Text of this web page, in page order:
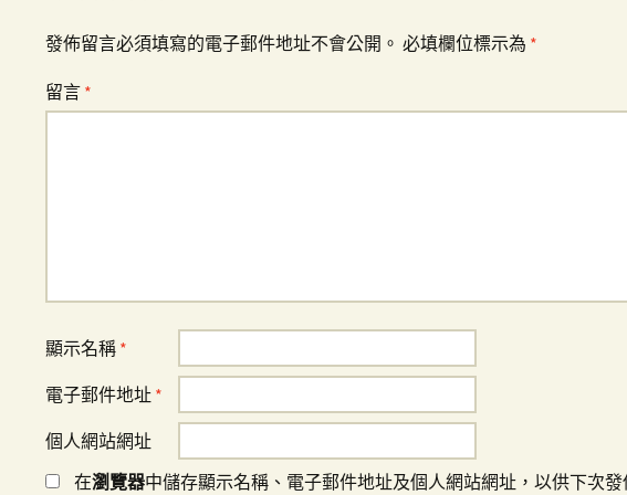
發佈留言必須填寫的電子郵件地址不會公開。 必填欄位標示為 *
留言 *
顯示名稱 *
電子郵件地址 *
個人網站網址
在瀏覽器中儲存顯示名稱、電子郵件地址及個人網站網址，以供下次